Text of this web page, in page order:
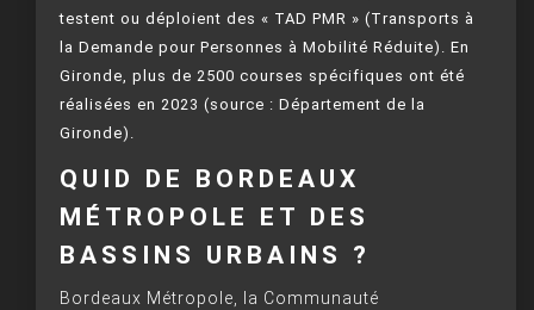
testent ou déploient des « TAD PMR » (Transports à
la Demande pour Personnes à Mobilité Réduite). En
Gironde, plus de 2500 courses spécifiques ont été
réalisées en 2023 (source : Département de la
Gironde).
QUID DE BORDEAUX
MÉTROPOLE ET DES
BASSINS URBAINS ?
Bordeaux Métropole, la Communauté